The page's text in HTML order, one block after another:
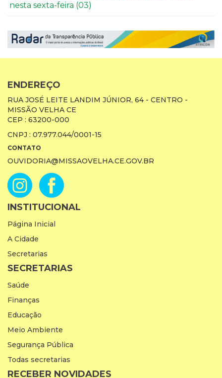
nesta sexta-feira (03)
ENDEREÇO
RUA JOSÉ LEITE LANDIM JÚNIOR, 64 - CENTRO -
MISSÃO VELHA CE
CEP : 63200-000
CNPJ : 07.977.044/0001-15
CONTATO
OUVIDORIA@MISSAOVELHA.CE.GOV.BR
INSTITUCIONAL
Página Inicial
A Cidade
Secretarias
SECRETARIAS
Saúde
Finanças
Educação
Meio Ambiente
Segurança Pública
Todas secretarias
RECEBER NOVIDADES